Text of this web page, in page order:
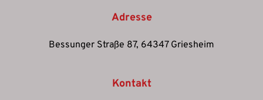
Adresse
Bessunger Straße 87, 64347 Griesheim
Kontakt